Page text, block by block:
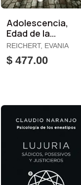
Adolescencia,
Edad de la
Potencia
REICHERT, EVANIA
$ 477.00